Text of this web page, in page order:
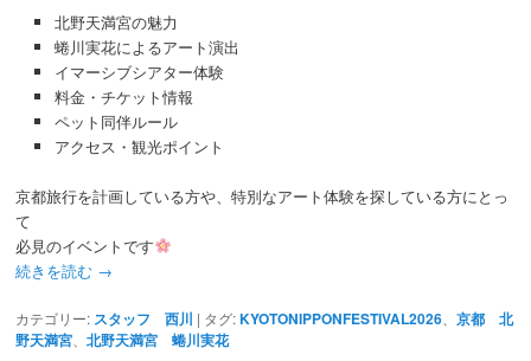
北野天満宮の魅力
蜷川実花によるアート演出
イマーシブシアター体験
料金・チケット情報
ペット同伴ルール
アクセス・観光ポイント
京都旅行を計画している方や、特別なアート体験を探している方にとっ
て
必見のイベントです
続きを読む →
カテゴリー: スタッフ 西川 | タグ: KYOTONIPPONFESTIVAL2026 、京都 北
野天満宮 、北野天満宮 蜷川実花